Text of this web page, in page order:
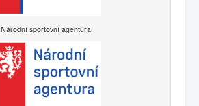
Národní sportovní agentura